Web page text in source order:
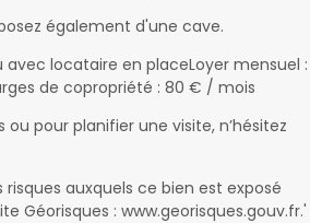
également d'une cave.
avec locataire en placeLoyer mensuel :
de copropriété : 80 € / mois
ou pour planifier une visite, n’hésitez
auxquels ce bien est exposé
Géorisques : www.georisques.gouv.fr.'